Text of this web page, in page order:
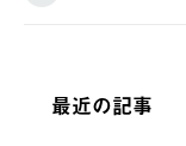
最近の記事